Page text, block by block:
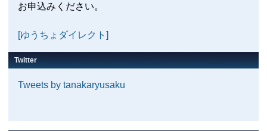
お申込みください。
[ゆうちょダイレクト]
Twitter
Tweets by tanakaryusaku